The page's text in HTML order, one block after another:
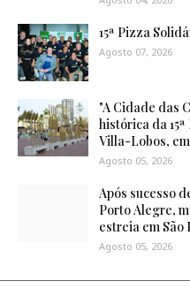
15ª Pizza
Agosto 07, 2026
"A Cidade das
histórica da
Villa-Lobos,
Agosto 05, 2026
Após sucesso
Porto Alegre,
estreia em São
Agosto 05, 2026